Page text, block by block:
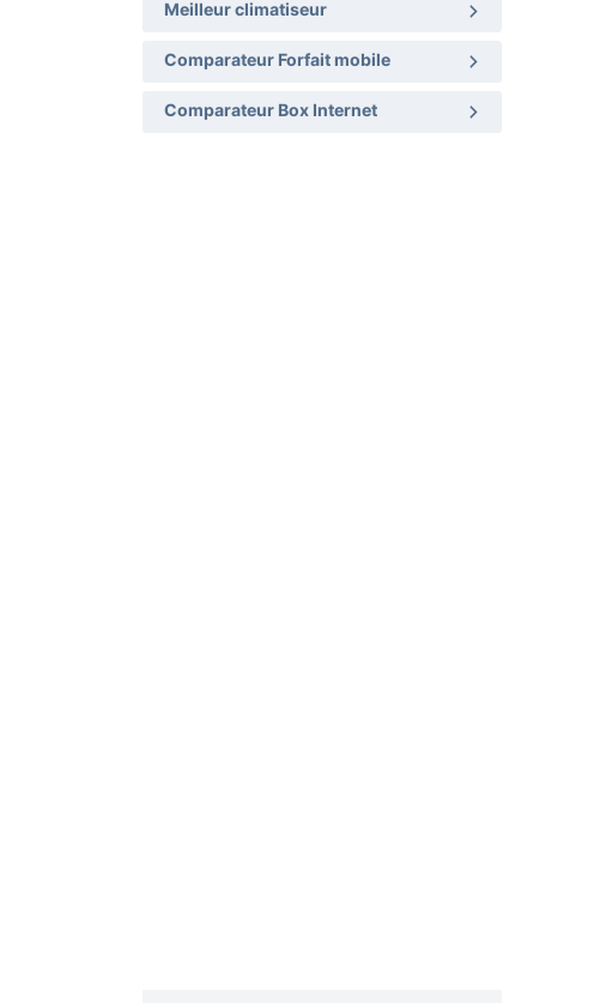
Meilleur climatiseur
Comparateur Forfait mobile
Comparateur Box Internet